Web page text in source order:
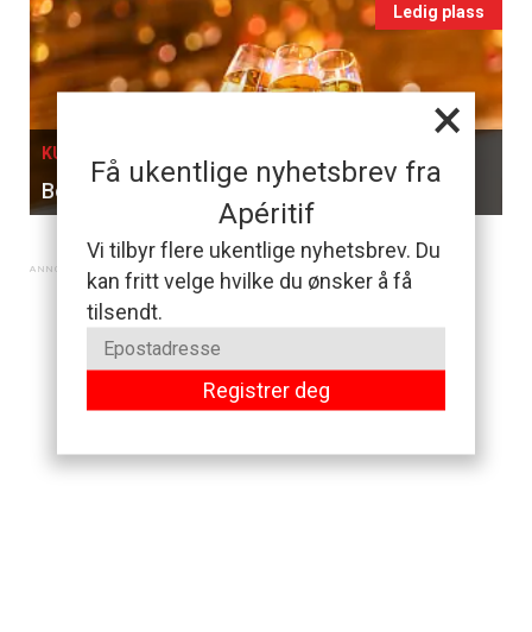
×
Få ukentlige nyhetsbrev fra
Apéritif
Vi tilbyr flere ukentlige nyhetsbrev. Du
kan fritt velge hvilke du ønsker å få
tilsendt.
Registrer deg
Ledig plass
KURS I OSLO, 05. SEPTEMBER
Bobler & Brunsj